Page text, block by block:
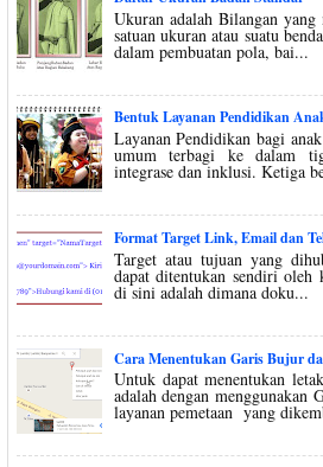
Ukuran adalah Bilangan
satuan ukuran atau suatu
dalam pembuatan pola, bai...
Bentuk Layanan Pendidikan
Layanan Pendidikan bagi
umum terbagi ke dalam
integrase dan inklusi. Ketiga
Format Target Link, Email dan
Target atau tujuan yang
dapat ditentukan sendiri
di sini adalah dimana doku...
Cara Menentukan Garis Bujur
Untuk dapat menentukan
adalah dengan menggunakan
layanan pemetaan yang